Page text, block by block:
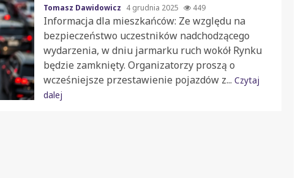
Tomasz Dawidowicz 4 grudnia 2025 449
Informacja dla mieszkańców: Ze względu na
bezpieczeństwo uczestników nadchodzącego
wydarzenia, w dniu jarmarku ruch wokół Rynku
będzie zamknięty. Organizatorzy proszą o
wcześniejsze przestawienie pojazdów z... Czytaj
dalej